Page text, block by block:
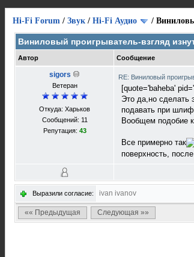
Hi-Fi Forum / Звук / Hi-Fi Аудио /
Виниловый проигрыватель-взгляд
Автор Сообщение
sigors
Ветеран
Откуда: Харьков
Сообщений: 11
Репутация: 43
RE: Виниловый
[quote='baheba'
Это да,но сделать
подавать при
Вообщем подобие
Все примерно так
поверхность,
Выразили согласие: ivan ivanov
«« Предыдущая Следующая »»